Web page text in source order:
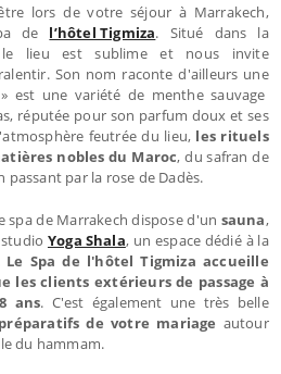
lors de votre séjour à Marrakech,
de l’hôtel Tigmiza. Situé dans la
le lieu est sublime et nous invite
Son nom raconte d'ailleurs une
est une variété de menthe sauvage
réputée pour son parfum doux et ses
feutrée du lieu, les rituels
nobles du Maroc, du safran de
passant par la rose de Dadès.
spa de Marrakech dispose d'un sauna,
Yoga Shala, un espace dédié à la
Le Spa de l'hôtel Tigmiza accueille
les clients extérieurs de passage à
ans. C'est également une très belle
préparatifs de votre mariage autour
du hammam.